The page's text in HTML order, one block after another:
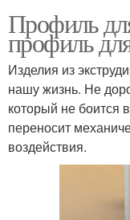
Профиль
профиль
Изделия из
нашу жизнь. Не
который не боится
переносит
воздействия.